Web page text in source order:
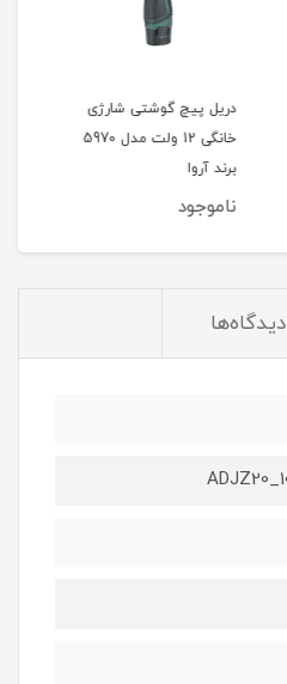
دریل پیچ گوشتی شارژی
خانگی 12 ولت مدل 5970
برند آروا
ناموجود
دیدگاه‌ها